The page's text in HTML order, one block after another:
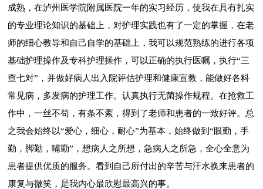
成熟，在泸州医学院附属医院一年的实习经历，使我在具有扎实
的专业理论知识的基础上，对护理实践也有了一定的掌握，在老
师的细心教导和自己自学的基础上，我可以规范熟练的进行各项
基础护理操作及专科护理操作，可以正确的执行医嘱，执行“三
查七对”，并做好病人出入院评估护理和健康宣教，能做好各科
常见病，多发病的护理工作。认真执行无菌操作规程。在抢救工
作中，一丝不苟，有条不紊，得到了老师和患者的一致好评。总
之我会始终以“爱心，细心，耐心”为基本，始终做到“眼勤，手
勤，脚勤，嘴勤”，想病人之所想，急病人之所急，全心全意为
患者提供优质的服务。看到自己所付出的辛苦与汗水换来患者的
康复与微笑，是我内心最欣慰最高兴的事。